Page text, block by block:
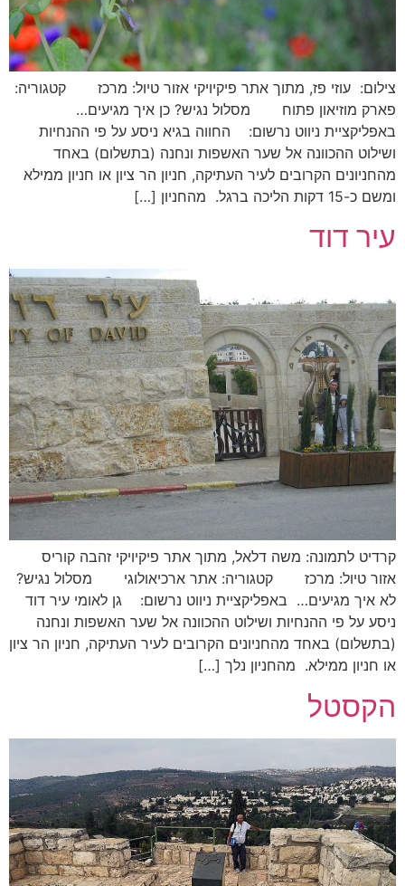
צילום: עוזי פז, מתוך אתר פיקיויקי אזור טיול: מרכז קטגוריה:
פארק מוזיאון פתוח מסלול נגיש? כן איך מגיעים…
באפליקציית ניווט נרשום: החווה בגיא ניסע על פי ההנחיות
ושילוט ההכוונה אל שער האשפות ונחנה (בתשלום) באחד
מהחניונים הקרובים לעיר העתיקה, חניון הר ציון או חניון ממילא
ומשם כ-15 דקות הליכה ברגל. מהחניון […]
עיר דוד
קרדיט לתמונה: משה דלאל, מתוך אתר פיקיויקי זהבה קוריס
אזור טיול: מרכז קטגוריה: אתר ארכיאולוגי מסלול נגיש?
לא איך מגיעים… באפליקציית ניווט נרשום: גן לאומי עיר דוד
ניסע על פי ההנחיות ושילוט ההכוונה אל שער האשפות ונחנה
(בתשלום) באחד מהחניונים הקרובים לעיר העתיקה, חניון הר ציון
או חניון ממילא. מהחניון נלך […]
הקסטל